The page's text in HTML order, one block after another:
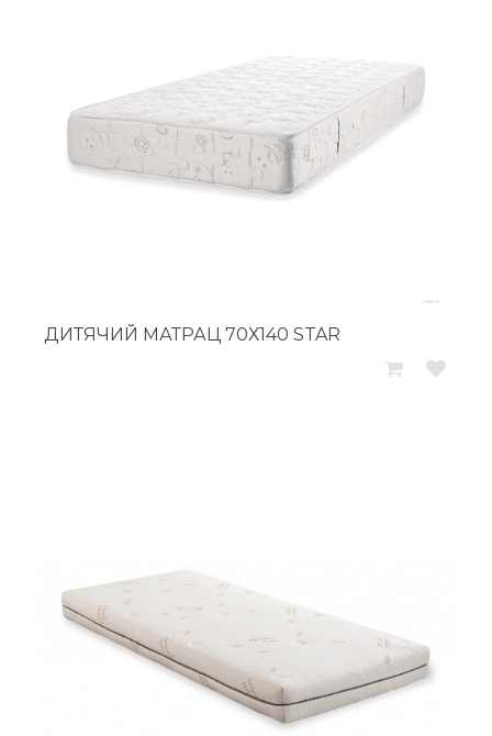
ДИТЯЧИЙ МАТРАЦ 70Х140 STAR